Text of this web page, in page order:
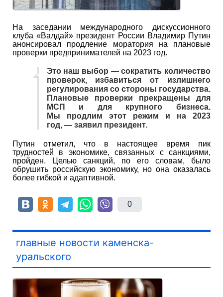
На заседании международного дискуссионного
клуба «Валдай» президент России Владимир Путин
анонсировал продление моратория на плановые
проверки предпринимателей на 2023 год.
Это наш выбор — сократить количество
проверок, избавиться от излишнего
регулирования со стороны государства.
Плановые проверки прекращены для
МСП и для крупного бизнеса.
Мы продлим этот режим и на 2023
год, — заявил президент.
Путин отметил, что в настоящее время пик
трудностей в экономике, связанных с санкциями,
пройден. Целью санкций, по его словам, было
обрушить российскую экономику, но она оказалась
более гибкой и адаптивной.
0
главные новости каменска-
уральского